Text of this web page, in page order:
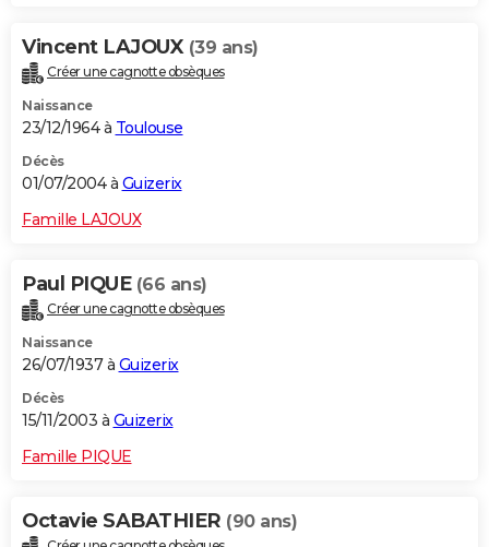
Vincent LAJOUX (39 ans)
Créer une cagnotte obsèques
Naissance
23/12/1964 à Toulouse
Décès
01/07/2004 à Guizerix
Famille LAJOUX
Paul PIQUE (66 ans)
Créer une cagnotte obsèques
Naissance
26/07/1937 à Guizerix
Décès
15/11/2003 à Guizerix
Famille PIQUE
Octavie SABATHIER (90 ans)